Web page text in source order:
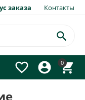
заказа Контакты
0



